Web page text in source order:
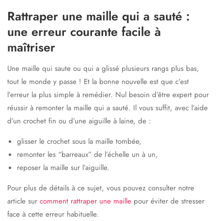
Rattraper une maille qui a sauté :
une erreur courante facile à
maîtriser
Une maille qui saute ou qui a glissé plusieurs rangs plus bas,
tout le monde y passe ! Et la bonne nouvelle est que c’est
l’erreur la plus simple à remédier. Nul besoin d’être expert pour
réussir à remonter la maille qui a sauté. Il vous suffit, avec l’aide
d’un crochet fin ou d’une aiguille à laine, de :
glisser le crochet sous la maille tombée,
remonter les “barreaux” de l’échelle un à un,
reposer la maille sur l’aiguille.
Pour plus de détails à ce sujet, vous pouvez consulter notre
article sur comment rattraper une maille pour éviter de stresser
face à cette erreur habituelle.